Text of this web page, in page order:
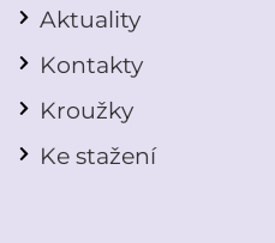
Aktuality
Kontakty
Kroužky
Ke stažení